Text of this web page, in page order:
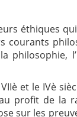
éthiques
courants
philosophie,
et le IVè
profit de la
sur les